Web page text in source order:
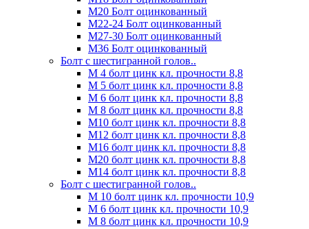
М20 Болт оцинкованный
М22-24 Болт оцинкованный
М27-30 Болт оцинкованный
М36 Болт оцинкованный
Болт с шестигранной голов..
М 4 болт цинк кл. прочности 8,8
М 5 болт цинк кл. прочности 8,8
М 6 болт цинк кл. прочности 8,8
М 8 болт цинк кл. прочности 8,8
М10 болт цинк кл. прочности 8,8
М12 болт цинк кл. прочности 8,8
М16 болт цинк кл. прочности 8,8
М20 болт цинк кл. прочности 8,8
М14 болт цинк кл. прочности 8,8
Болт с шестигранной голов..
М 10 болт цинк кл. прочности 10,9
М 6 болт цинк кл. прочности 10,9
М 8 болт цинк кл. прочности 10,9